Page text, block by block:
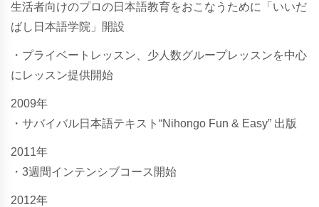
生活者向けのプロの日本語教育をおこなうために「いいだ
ばし日本語学院」開設
・プライベートレッスン、少人数グループレッスンを中心
にレッスン提供開始
2009年
・サバイバル日本語テキスト“Nihongo Fun & Easy” 出版
2011年
・3週間インテンシブコース開始
2012年